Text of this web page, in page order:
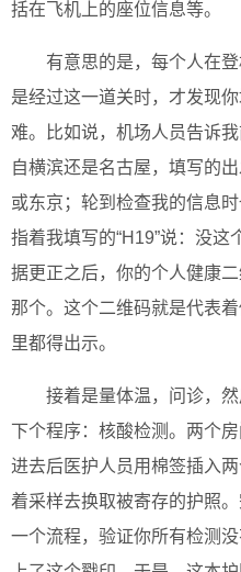
括在飞机上的座位信息等。
有意思的是，每个人在
是经过这一道关时，才发现
难。比如说，机场人员告诉
自横滨还是名古屋，填写的
或东京；轮到检查我的信息
指着我填写的“H19”说：没这
据更正之后，你的个人健康
那个。这个二维码就是代表
里都得出示。
接着是量体温，问诊，
下个程序：核酸检测。两个
进去后医护人员用棉签插入
着采样去换取被寄存的护照
一个流程，验证你所有检测